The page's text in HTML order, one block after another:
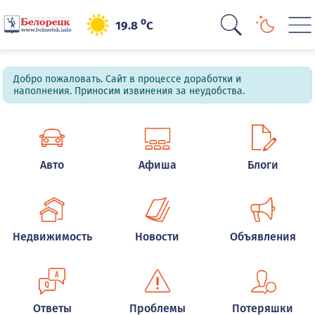
19.8oC
Добро пожаловать. Сайт в процессе доработки и
наполнения. Приносим извинения за неудобства.
Авто Афиша Блоги
Недвижимость Новости Объявления
Ответы Проблемы Потеряшки